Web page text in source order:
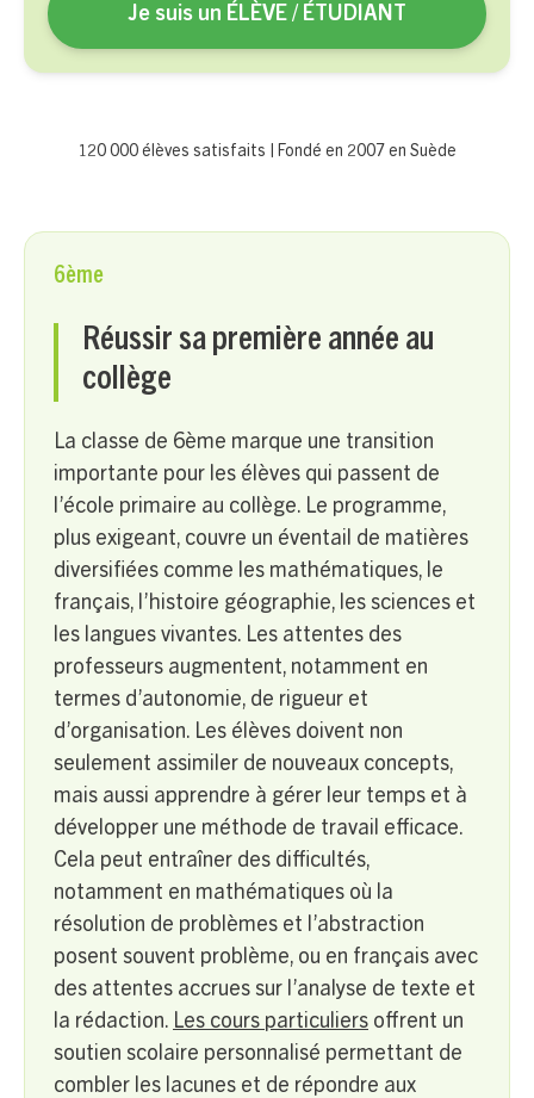
Je suis un ÉLÈVE / ÉTUDIANT
120 000 élèves satisfaits | Fondé en 2007 en Suède
6ème
Réussir sa première année au
collège
La classe de 6ème marque une transition
importante pour les élèves qui passent de
l’école primaire au collège. Le programme,
plus exigeant, couvre un éventail de matières
diversifiées comme les mathématiques, le
français, l’histoire géographie, les sciences et
les langues vivantes. Les attentes des
professeurs augmentent, notamment en
termes d’autonomie, de rigueur et
d’organisation. Les élèves doivent non
seulement assimiler de nouveaux concepts,
mais aussi apprendre à gérer leur temps et à
développer une méthode de travail efficace.
Cela peut entraîner des difficultés,
notamment en mathématiques où la
résolution de problèmes et l’abstraction
posent souvent problème, ou en français avec
des attentes accrues sur l’analyse de texte et
la rédaction. Les cours particuliers offrent un
soutien scolaire personnalisé permettant de
combler les lacunes et de répondre aux